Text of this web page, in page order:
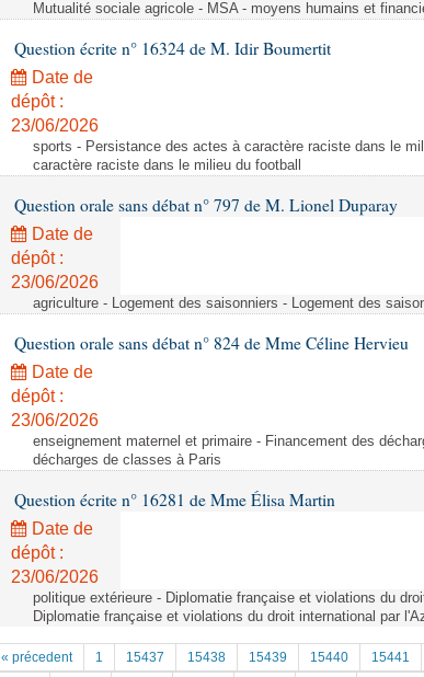
Mutualité sociale agricole - MSA - moyens humains et
Question écrite n° 16324 de M. Idir Boumertit
Date de
dépôt :
23/06/2026
sports - Persistance des actes à caractère raciste dans le
caractère raciste dans le milieu du football
Question orale sans débat n° 797 de M. Lionel Duparay
Date de
dépôt :
23/06/2026
agriculture - Logement des saisonniers - Logement des
Question orale sans débat n° 824 de Mme Céline Hervieu
Date de
dépôt :
23/06/2026
enseignement maternel et primaire - Financement des
décharges de classes à Paris
Question écrite n° 16281 de Mme Élisa Martin
Date de
dépôt :
23/06/2026
politique extérieure - Diplomatie française et violations du
Diplomatie française et violations du droit international par
« précedent 1 15437 15438 15439 15440 15441